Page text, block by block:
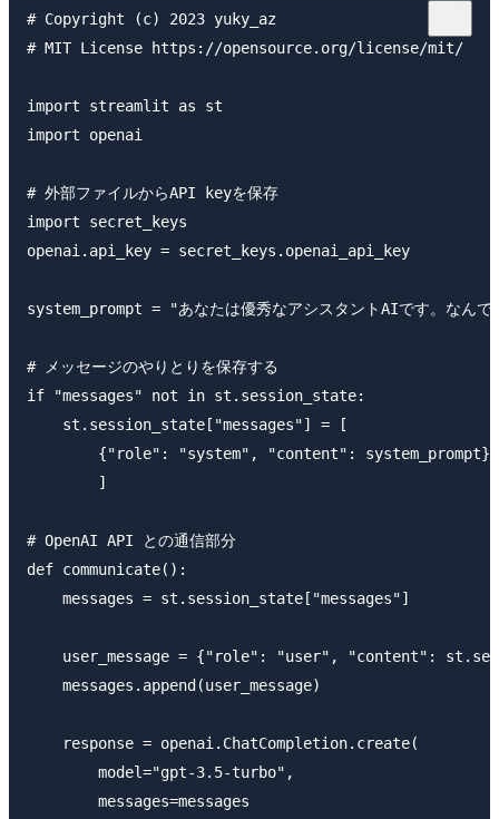
# Copyright (c) 2023 yuky_az
# MIT License https://opensource.org/license/mit/
import streamlit as st
import openai
# 外部ファイルからAPI keyを保存
import secret_keys
openai.api_key = secret_keys.openai_api_key
system_prompt = "あなたは優秀なアシスタントAIです。なんで
# メッセージのやりとりを保存する
if "messages" not in st.session_state:
    st.session_state["messages"] = [
        {"role": "system", "content": system_prompt}
        ]
# OpenAI API との通信部分
def communicate():
    messages = st.session_state["messages"]
user_message = {"role": "user", "content":
    messages.append(user_message)
    response = openai.ChatCompletion.create(
        model="gpt-3.5-turbo",
        messages=messages